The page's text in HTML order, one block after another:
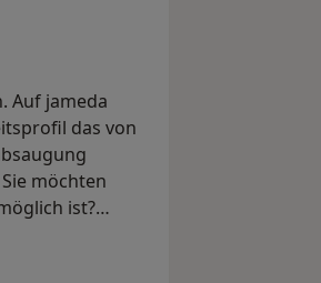
Auf jameda
das von
möchten
ist?